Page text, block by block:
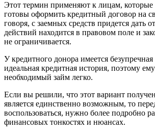
Этот термин применяют к лицам, которые
готовы оформить кредитный договор на
говоря, с заемных средств придется дать
действий находится в правовом поле и
не ограничивается.
У кредитного донора имеется
идеальная кредитная история, поэтому
необходимый займ легко.
Если вы решили, что этот вариант
является единственно возможным, то
воспользоваться, нужно более подробно
финансовых тонкостях и нюансах.